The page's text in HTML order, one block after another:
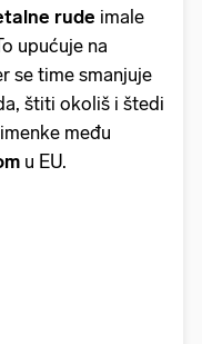
rude imale
upućuje na
se time smanjuje
štiti okoliš i štedi
među
u EU.